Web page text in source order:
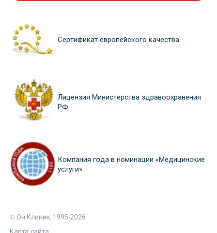
Сертификат европейского качества
Лицензия Министерства здравоохранения
РФ
Компания года в номинации «Медицинские
услуги»
© Он Клиник, 1995-2026